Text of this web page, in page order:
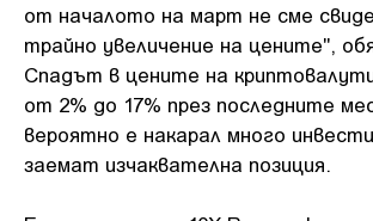
от началото на март не сме
трайно увеличение на цените",
Спадът в цените на
от 2% до 17% през последните
вероятно е накарал много
заемат изчаквателна позиция.